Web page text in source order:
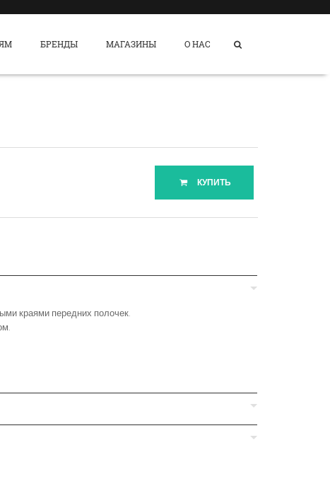
БРЕНДЫ МАГАЗИНЫ О НАС
КУПИТЬ
краями передних полочек.